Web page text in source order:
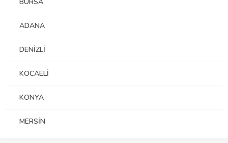
BURSA
ADANA
DENIZLI
KOCAELI
KONYA
MERSIN